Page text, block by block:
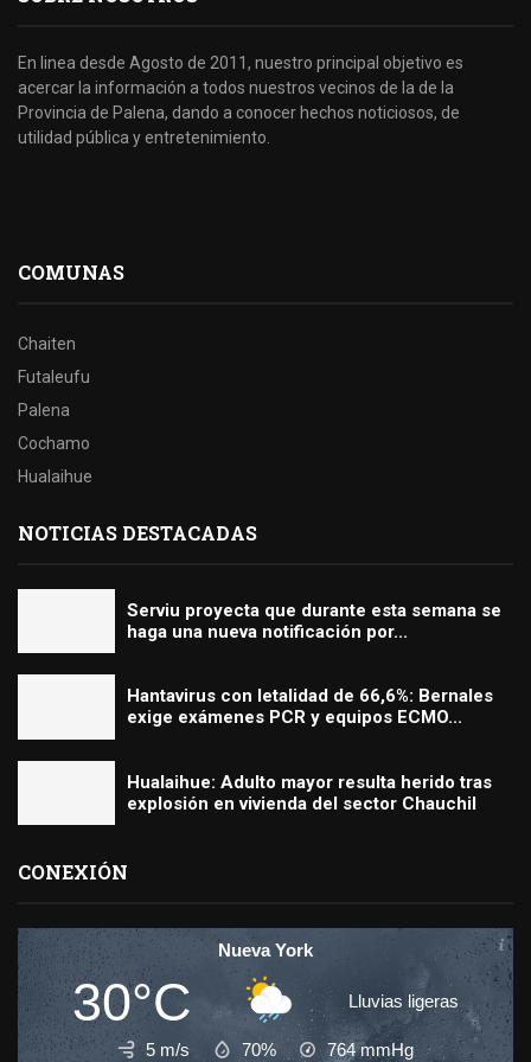
En linea desde Agosto de 2011, nuestro principal objetivo es
acercar la información a todos nuestros vecinos de la de la
Provincia de Palena, dando a conocer hechos noticiosos, de
utilidad pública y entretenimiento.
COMUNAS
Chaiten
Futaleufu
Palena
Cochamo
Hualaihue
NOTICIAS DESTACADAS
Serviu proyecta que durante esta semana se
haga una nueva notificación por...
Hantavirus con letalidad de 66,6%: Bernales
exige exámenes PCR y equipos ECMO...
Hualaihue: Adulto mayor resulta herido tras
explosión en vivienda del sector Chauchil
CONEXIÓN
Nueva York
30°C Lluvias ligeras
5 m/s 70% 764mmHg